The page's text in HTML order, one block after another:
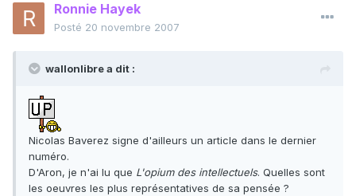
Ronnie Hayek
Posté 20 novembre 2007
wallonlibre a dit :
Nicolas Baverez signe d'ailleurs un article dans le dernier
numéro.
D'Aron, je n'ai lu que L'opium des intellectuels. Quelles sont
les oeuvres les plus représentatives de sa pensée ?